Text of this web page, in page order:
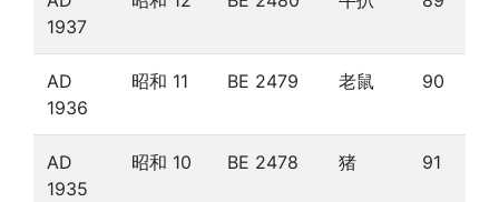
1937
AD
1936
昭和 11 BE 2479 老鼠 90
AD
1935
昭和 10 BE 2478 猪 91